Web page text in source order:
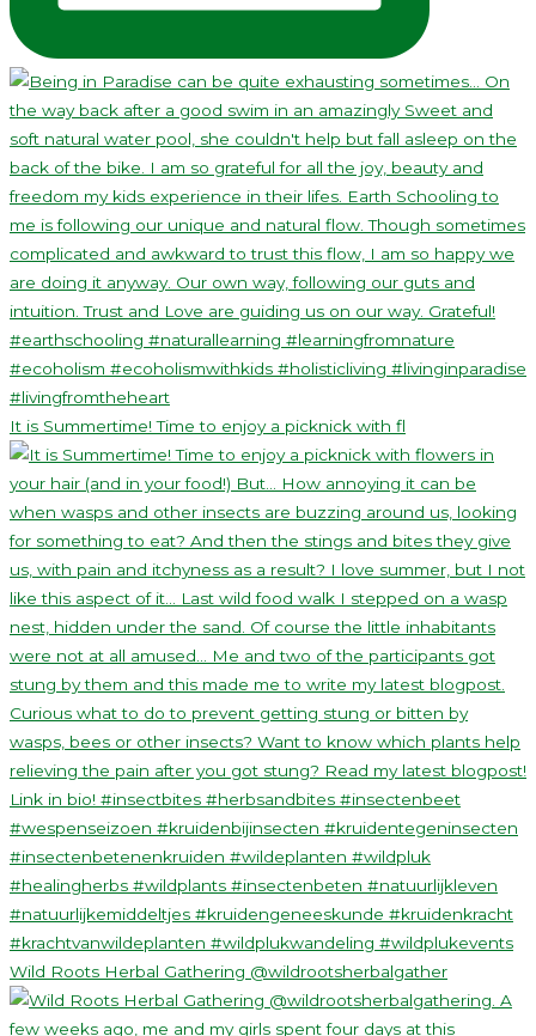
It is Summertime! Time to enjoy a picknick with fl
Wild Roots Herbal Gathering @wildrootsherbalgather